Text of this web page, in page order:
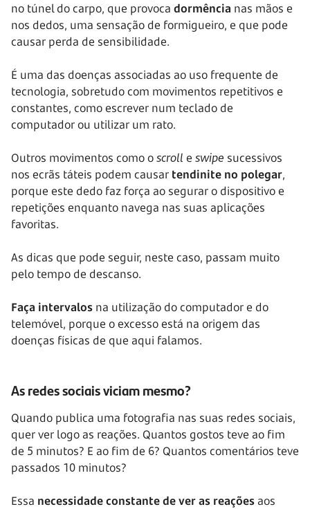
no túnel do carpo, que provoca dormência nas mãos e
nos dedos, uma sensação de formigueiro, e que pode
causar perda de sensibilidade.
É uma das doenças associadas ao uso frequente de
tecnologia, sobretudo com movimentos repetitivos e
constantes, como escrever num teclado de
computador ou utilizar um rato.
Outros movimentos como oscroll e swipe sucessivos
nos ecrãs táteis podem causar tendinite no polegar,
porque este dedo faz força ao segurar o dispositivo e
repetições enquanto navega nas suas aplicações
favoritas.
As dicas que pode seguir, neste caso, passam muito
pelo tempo de descanso.
Faça intervalos na utilização do computador e do
telemóvel, porque o excesso está na origem das
doenças físicas de que aqui falamos.
As redes sociais viciam mesmo?
Quando publica uma fotografia nas suas redes sociais,
quer ver logo as reações. Quantos gostos teve ao fim
de 5 minutos? E ao fim de 6? Quantos comentários teve
passados 10 minutos?
Essa necessidade constante de ver as reaçõesaos